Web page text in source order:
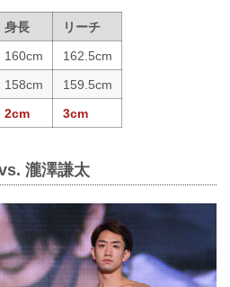
身長
リーチ
160cm
162.5cm
158cm
159.5cm
2cm 3cm
瀧澤謙太